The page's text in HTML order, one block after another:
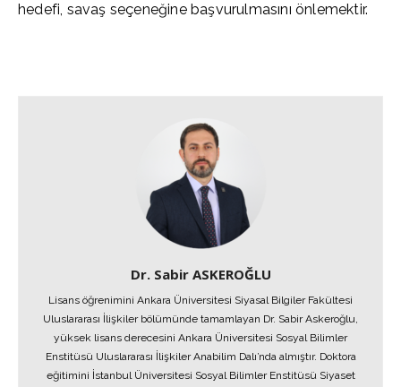
hedefi, savaş seçeneğine başvurulmasını önlemektir.
Dr. Sabir ASKEROĞLU
Lisans öğrenimini Ankara Üniversitesi Siyasal Bilgiler Fakültesi
Uluslararası İlişkiler bölümünde tamamlayan Dr. Sabir Askeroğlu,
yüksek lisans derecesini Ankara Üniversitesi Sosyal Bilimler
Enstitüsü Uluslararası İlişkiler Anabilim Dalı’nda almıştır. Doktora
eğitimini İstanbul Üniversitesi Sosyal Bilimler Enstitüsü Siyaset